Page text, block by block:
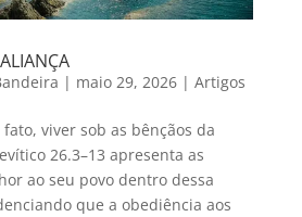
| maio 29, 2026| Artigos
viver sob as bênçãos da
26.3–13 apresenta as
ao seu povo dentro dessa
que a obediência aos